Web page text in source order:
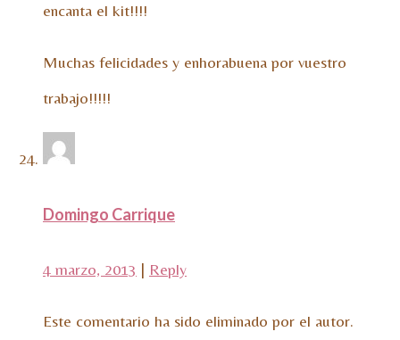
encanta el kit!!!!
Muchas felicidades y enhorabuena por vuestro
trabajo!!!!!
Domingo Carrique
4 marzo, 2013 | Reply
Este comentario ha sido eliminado por el autor.